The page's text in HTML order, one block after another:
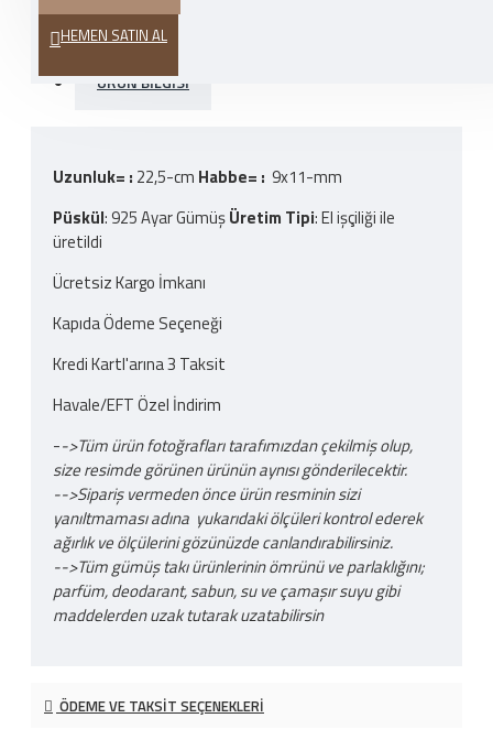
HEMEN SATIN AL
ÜRÜN BILGISI
Uzunluk= : 22,5-cm Habbe= : 9x11-mm
Püskül: 925 Ayar GümüşÜretim Tipi: El işçiliği ile
üretildi
Ücretsiz Kargo İmkanı
Kapıda Ödeme Seçeneği
Kredi Kartl'arına 3 Taksit
Havale/EFT Özel İndirim
-->Tüm ürün fotoğrafları tarafımızdan çekilmiş olup,
size resimde görünen ürünün aynısı gönderilecektir.
-->Sipariş vermeden önce ürün resminin sizi
yanıltmaması adına yukarıdaki ölçüleri kontrol ederek
ağırlık ve ölçülerini gözünüzde canlandırabilirsiniz.
-->Tüm gümüş takı ürünlerinin ömrünü ve parlaklığını;
parfüm, deodarant, sabun, su ve çamaşır suyu gibi
maddelerden uzak tutarak uzatabilirsin
ÖDEME VE TAKSIT SEÇENEKLERI